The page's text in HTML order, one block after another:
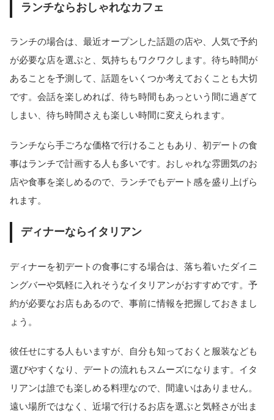
ランチならおしゃれなカフェ
ランチの場合は、最近オープンした話題の店や、人気で予約
が必要な店を選ぶと、気持ちもワクワクします。待ち時間が
あることを予測して、話題をいくつか考えておくことも大切
です。会話を楽しめれば、待ち時間もあっという間に過ぎて
しまい、待ち時間さえも楽しい時間に変えられます。
ランチなら手ごろな価格で行けることもあり、初デートの食
事はランチで計画する人も多いです。おしゃれな雰囲気のお
店や食事を楽しめるので、ランチでもデート感を盛り上げら
れます。
ディナーならイタリアン
ディナーを初デートの食事にする場合は、落ち着いたダイニ
ングバーや気軽に入れそうなイタリアンがおすすめです。予
約が必要なお店もあるので、事前に情報を把握しておきまし
ょう。
彼任せにする人もいますが、自分も知っておくと服装なども
選びやすくなり、デートの流れもスムーズになります。イタ
リアンは誰でも楽しめる料理なので、間違いはありません。
遠い場所ではなく、近場で行けるお店を選ぶと気軽さが出ま